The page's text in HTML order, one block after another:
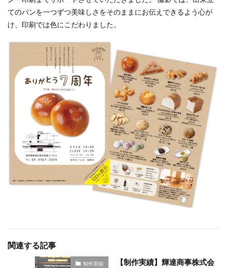
てのパンを一つずつ美味しさをそのままにお伝えできるよう心が
け、印刷では色にこだわりました。
関連する記事
制作実績
【制作実績】輝達商事株式会